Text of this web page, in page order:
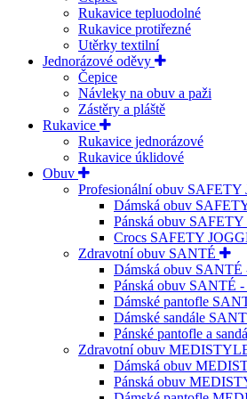
Rukavice tepluodolné
Rukavice protiřezné
Utěrky textilní
Jednorázové oděvy
Čepice
Návleky na obuv a paži
Zástěry a pláště
Rukavice
Rukavice jednorázové
Rukavice úklidové
Obuv
Profesionální obuv
Dámská obuv
Pánská obuv
Crocs SAFETY
Zdravotní obuv SANTÉ
Dámská obuv SANTÉ
Pánská obuv SANTÉ
Dámské pantofle
Dámské sandále
Pánské pantofle a
Zdravotní obuv
Dámská obuv
Pánská obuv